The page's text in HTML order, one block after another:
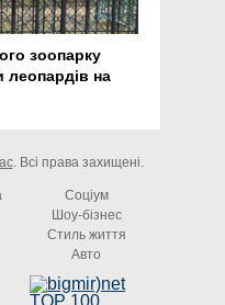
зоопарку
леопардів на
. Всі права захищені.
Соціум
Шоу-бізнес
Стиль життя
Авто